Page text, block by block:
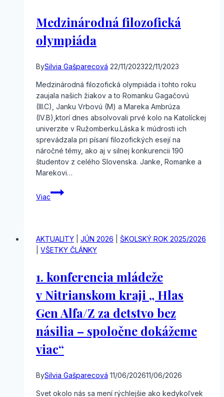
Medzinárodná filozofická
olympiáda
BySilvia Gašparecová 22/11/202322/11/2023
Medzinárodná filozofická olympiáda i tohto roku
zaujala našich žiakov a to Romanku Gagačovú
(III.C), Janku Vrbovú (M) a Mareka Ambrúza
(IV.B),ktorí dnes absolvovali prvé kolo na Katolíckej
univerzite v Ružomberku.Láska k múdrosti ich
sprevádzala pri písaní filozofických esejí na
náročné témy, ako aj v silnej konkurencii 190
študentov z celého Slovenska. Janke, Romanke a
Marekovi…
Viac
Medzinárodná
filozofická
AKTUALITY JÚN 2026
ŠKOLSKÝ ROK 2025/2026
VŠETKY ČLÁNKY
1. konferencia mládeže
v Nitrianskom kraji „ Hlas
Gen Alfa/Z za detstvo bez
násilia – spoločne dokážeme
viac“
BySilvia Gašparecová 11/06/202611/06/2026
Svet okolo nás sa mení rýchlejšie ako kedykoľvek